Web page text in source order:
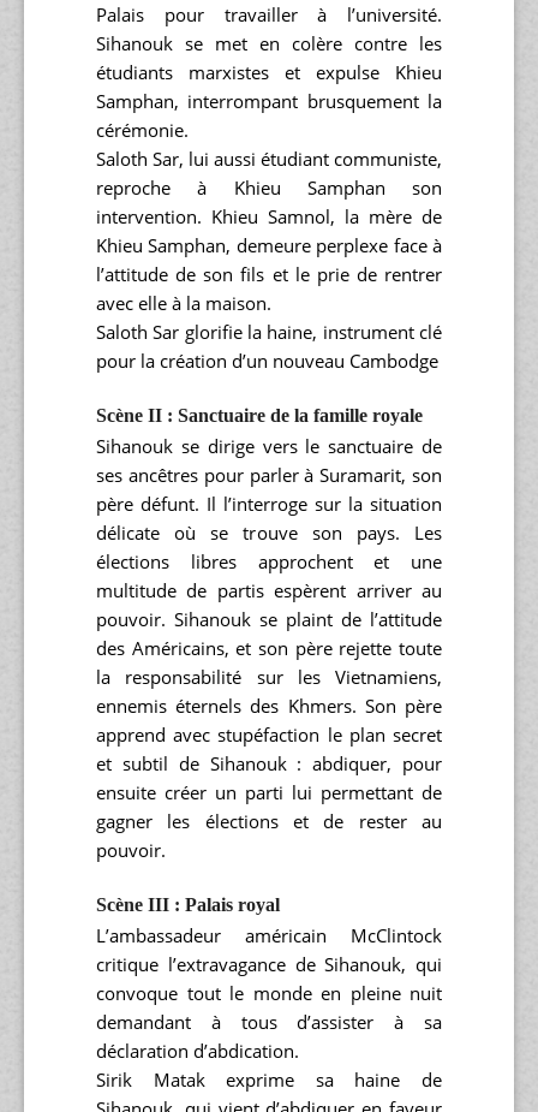
Palais pour travailler à l’université.
Sihanouk se met en colère contre les
étudiants marxistes et expulse Khieu
Samphan, interrompant brusquement la
cérémonie.
Saloth Sar, lui aussi étudiant communiste,
reproche à Khieu Samphan son
intervention. Khieu Samnol, la mère de
Khieu Samphan, demeure perplexe face à
l’attitude de son fils et le prie de rentrer
avec elle à la maison.
Saloth Sar glorifie la haine, instrument clé
pour la création d’un nouveau Cambodge
Scène II : Sanctuaire de la famille royale
Sihanouk se dirige vers le sanctuaire de
ses ancêtres pour parler à Suramarit, son
père défunt. Il l’interroge sur la situation
délicate où se trouve son pays. Les
élections libres approchent et une
multitude de partis espèrent arriver au
pouvoir. Sihanouk se plaint de l’attitude
des Américains, et son père rejette toute
la responsabilité sur les Vietnamiens,
ennemis éternels des Khmers. Son père
apprend avec stupéfaction le plan secret
et subtil de Sihanouk : abdiquer, pour
ensuite créer un parti lui permettant de
gagner les élections et de rester au
pouvoir.
Scène III : Palais royal
L’ambassadeur américain McClintock
critique l’extravagance de Sihanouk, qui
convoque tout le monde en pleine nuit
demandant à tous d’assister à sa
déclaration d’abdication.
Sirik Matak exprime sa haine de